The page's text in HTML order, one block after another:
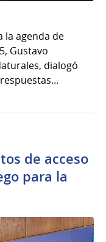
la agenda de
Gustavo
dialogó
de acceso
para la